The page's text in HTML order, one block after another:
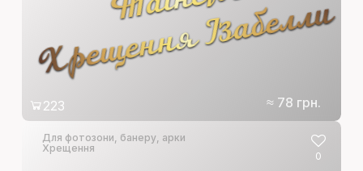
и
≈ 78 грн.
223
Для фотозони, банеру, арки
Хрещення
0